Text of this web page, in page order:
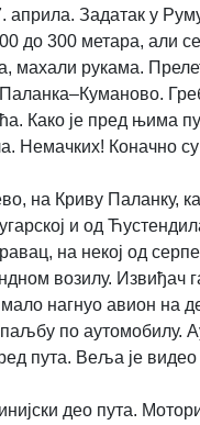
априла. Задатак у
до 300 метара, али
махали рукама.
Како је пред њима
Немачких! Коначно
на Криву Паланку,
и од
на некој од
возилу. Извиђач
нагнуо авион на
по аутомобилу.
пута. Веља је
део пута.